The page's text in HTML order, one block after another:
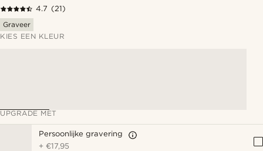
4.7 (21)
Graveer
KIES EEN KLEUR
UPGRADE MET
Persoonlijke gravering
+€17,95